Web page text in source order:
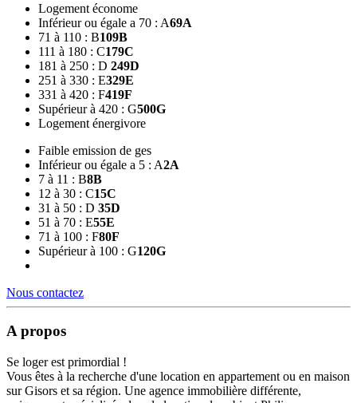
Logement économe
Inférieur ou égale a 70 : A69A
71 à 110 : B109B
111 à 180 : C179C
181 à 250 : D 249D
251 à 330 : E329E
331 à 420 : F419F
Supérieur à 420 : G500G
Logement énergivore
Faible emission de ges
Inférieur ou égale a 5 : A2A
7 à 11 : B8B
12 à 30 : C15C
31 à 50 : D 35D
51 à 70 : E55E
71 à 100 : F80F
Supérieur à 100 : G120G
Nous contactez
A propos
Se loger est primordial !
Vous êtes à la recherche d'une location en appartement ou en maison
sur Gisors et sa région. Une agence immobilière différente,